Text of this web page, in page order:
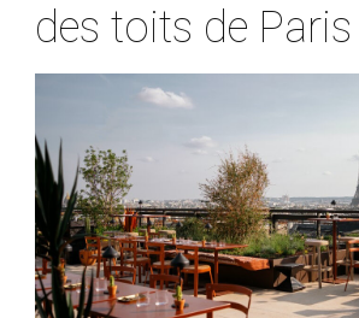
des toits de Paris